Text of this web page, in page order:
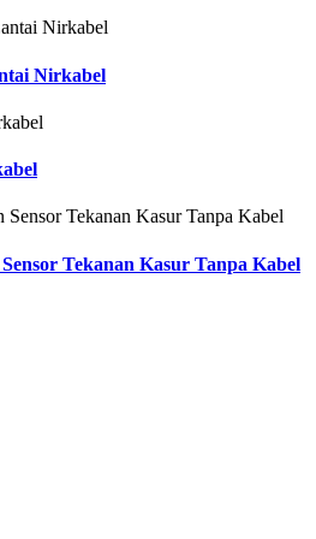
Nirkabel
Tekanan Kasur Tanpa Kabel